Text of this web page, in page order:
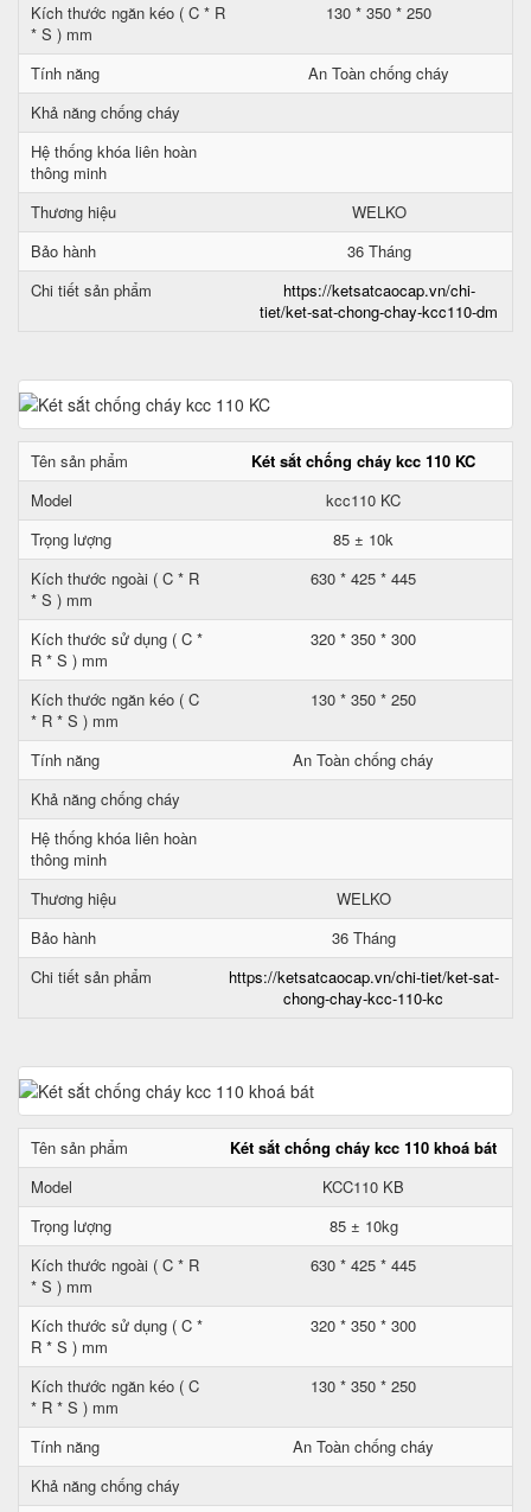
Kích thước ngăn kéo ( C * R
* S ) mm
130 * 350 * 250
Tính năng
An Toàn chống cháy
Khả năng chống cháy
Hệ thống khóa liên hoàn
thông minh
Thương hiệu
WELKO
Bảo hành
36 Tháng
Chi tiết sản phẩm
https://ketsatcaocap.vn/chi-
tiet/ket-sat-chong-chay-kcc110-dm
Tên sản phẩm
Két sắt chống cháy kcc 110 KC
Model
kcc110 KC
Trọng lượng
85 ± 10k
Kích thước ngoài ( C * R
* S ) mm
630 * 425 * 445
Kích thước sử dụng ( C *
R * S ) mm
320 * 350 * 300
Kích thước ngăn kéo ( C
* R * S ) mm
130 * 350 * 250
Tính năng
An Toàn chống cháy
Khả năng chống cháy
Hệ thống khóa liên hoàn
thông minh
Thương hiệu
WELKO
Bảo hành
36 Tháng
Chi tiết sản phẩm
https://ketsatcaocap.vn/chi-tiet/ket-sat-
chong-chay-kcc-110-kc
Tên sản phẩm
Két sắt chống cháy kcc 110 khoá bát
Model
KCC110 KB
Trọng lượng
85 ± 10kg
Kích thước ngoài ( C * R
* S ) mm
630 * 425 * 445
Kích thước sử dụng ( C *
R * S ) mm
320 * 350 * 300
Kích thước ngăn kéo ( C
* R * S ) mm
130 * 350 * 250
Tính năng
An Toàn chống cháy
Khả năng chống cháy